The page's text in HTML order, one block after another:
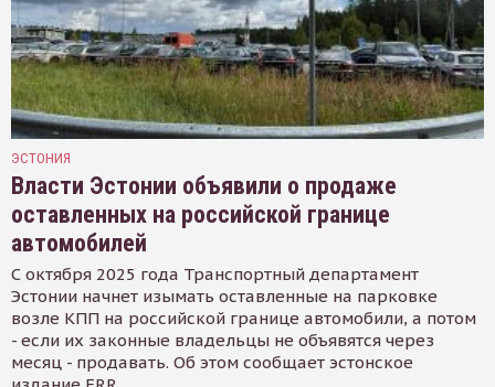
ЭСТОНИЯ
Власти Эстонии объявили о продаже
оставленных на российской границе
автомобилей
С октября 2025 года Транспортный департамент
Эстонии начнет изымать оставленные на парковке
возле КПП на российской границе автомобили, а потом
- если их законные владельцы не объявятся через
месяц - продавать. Об этом сообщает эстонское